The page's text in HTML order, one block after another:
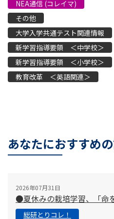
NEA通信 (コレイマ)
その他
大学入学共通テスト関連情報
新学習指導要領 ＜中学校＞
新学習指導要領 ＜小学校＞
教育改革 ＜英語関連＞
あなたにおすすめ
2026年07月31日
●夏休みの栽培学習、「命
総研とりコレ！